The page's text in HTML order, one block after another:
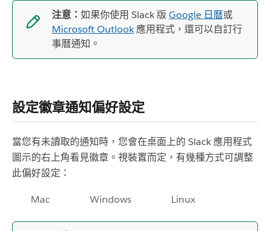
注意： 如果你使用 Slack 版 Google 日曆或
Microsoft Outlook應用程式，還可以自訂行
事曆通知。
設定徽章通知偏好設定
當您有未讀取的通知時，您會在桌面上的 Slack 應用程式
圖示的右上角看見徽章。視裝置而定，有幾種方式可調整
此偏好設定：
Mac Windows Linux